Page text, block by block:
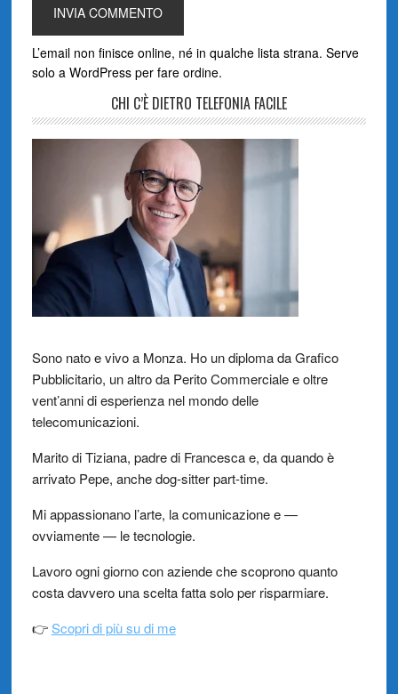
L’email non finisce online, né in qualche lista strana. Serve
solo a WordPress per fare ordine.
CHI C’È DIETRO TELEFONIA FACILE
Sono nato e vivo a Monza. Ho un diploma da Grafico
Pubblicitario, un altro da Perito Commerciale e oltre
vent’anni di esperienza nel mondo delle
telecomunicazioni.
Marito di Tiziana, padre di Francesca e, da quando è
arrivato Pepe, anche dog-sitter part-time.
Mi appassionano l’arte, la comunicazione e —
ovviamente — le tecnologie.
Lavoro ogni giorno con aziende che scoprono quanto
costa davvero una scelta fatta solo per risparmiare.
👉Scopri di più su di me